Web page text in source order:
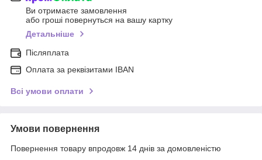
Ви отримаєте замовлення
або гроші повернуться на вашу картку
Детальніше
Післяплата
Оплата за реквізитами IBAN
Всі умови оплати
Умови повернення
Повернення товару впродовж 14 днів за домовленістю